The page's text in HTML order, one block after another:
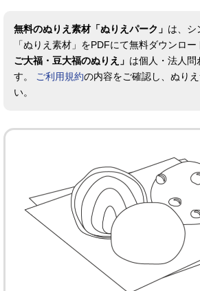
無料のぬりえ素材「ぬりえパーク」 は、シ
「ぬりえ素材」をPDFにて無料ダウンロー
ご大福・豆大福のぬりえ」 は個人・法人問
す。
ご利用規約の内容をご確認し、ぬり
い。